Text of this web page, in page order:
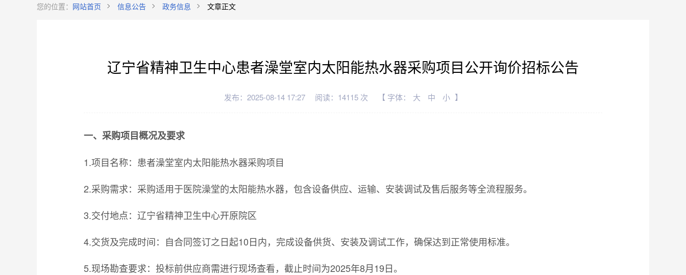
您的位置： 网站首页 信息公告 政务信息 文章正文
辽宁省精神卫生中心患者澡堂室内太阳能热水器采购项目公开询价招标公告
发布：2025-08-14 17:27 阅读：14115 次 【 字体： 大 中 小 】
一、采购项目概况及要求
1.项目名称：患者澡堂室内太阳能热水器采购项目
2.采购需求：采购适用于医院澡堂的太阳能热水器，包含设备供应、运输、安装调试及售后服务等全流程服务。
3.交付地点：辽宁省精神卫生中心开原院区
4.交货及完成时间：自合同签订之日起10日内，完成设备供货、安装及调试工作，确保达到正常使用标准。
5.现场勘查要求：投标前供应商需进行现场查看，截止时间为2025年8月19日。